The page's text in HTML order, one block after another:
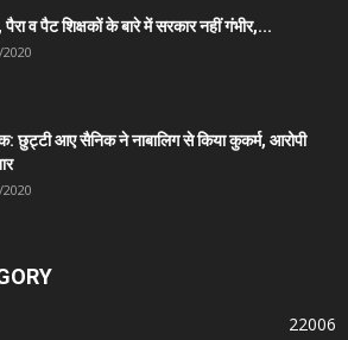
पैरा व पैट शिक्षकों के बारे में सरकार नहीं गंभीर,...
छुट्टी आए सैनिक ने नाबालिग से किया कुकर्म, आरोपी
22006